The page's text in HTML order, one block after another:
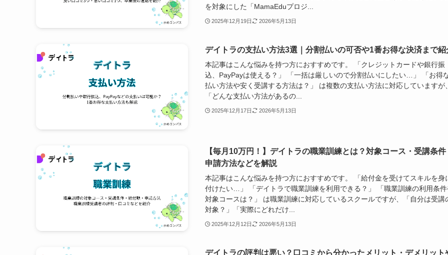
を対象にした「MamaEduプロジ...
2025年12月19日 2026年5月13日
デイトラの支払い方法3選｜分割払いの可否や1番お得な決済まで紹
本記事はこんな悩みを持つ方におすすめです。 「クレジットカードや銀行振
込、PayPayは使える？」 「一括は厳しいので分割払いにしたい…」 「お得
払い方法や安く受講する方法は？」 は複数の支払い方法に対応していますが、
「どんな支払い方法があるの...
2025年12月17日 2026年5月13日
【毎月10万円！】デイトラの職業訓練とは？対象コース・受講条件
申請方法などを解説
本記事はこんな悩みを持つ方におすすめです。 「給付金を受けてスキルを身
付けたい…」 「デイトラで職業訓練を利用できる？」 「職業訓練の利用条件
対象コースは？」 は職業訓練に対応しているスクールですが、「自分は受講
対象？」「実際にどれだけ...
2025年12月12日 2026年5月13日
デイトラの評判は悪い？口コミから分かったメリット・デメリット